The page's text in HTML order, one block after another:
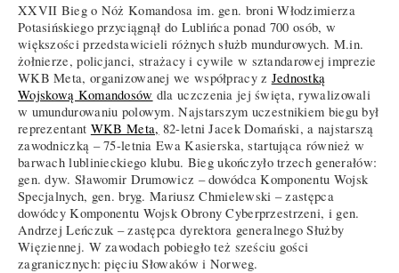
XXVII Bieg o Nóż Komandosa im. gen. broni Włodzimierza
Potasińskiego przyciągnął do Lublińca ponad 700 osób, w
większości przedstawicieli różnych służb mundurowych. M.in.
żołnierze, policjanci, strażacy i cywile w sztandarowej imprezie
WKB Meta, organizowanej we współpracy z Jednostką
Wojskową Komandosów dla uczczenia jej święta, rywalizowali
w umundurowaniu polowym. Najstarszym uczestnikiem biegu był
reprezentant WKB Meta, 82-letni Jacek Domański, a najstarszą
zawodniczką – 75-letnia Ewa Kasierska, startująca również w
barwach lublinieckiego klubu. Bieg ukończyło trzech generałów:
gen. dyw. Sławomir Drumowicz – dowódca Komponentu Wojsk
Specjalnych, gen. bryg. Mariusz Chmielewski – zastępca
dowódcy Komponentu Wojsk Obrony Cyberprzestrzeni, i gen.
Andrzej Leńczuk – zastępca dyrektora generalnego Służby
Więziennej. W zawodach pobiegło też sześciu gości
zagranicznych: pięciu Słowaków i Norweg.